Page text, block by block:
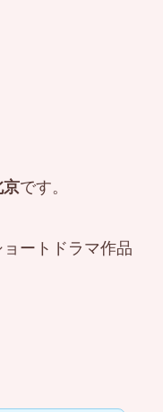
京です。
ートドラマ作品